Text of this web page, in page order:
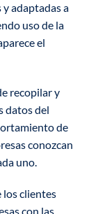
adaptadas a
uso de la
el
recopilar y
datos del
de
conozcan
uno.
los clientes
con las